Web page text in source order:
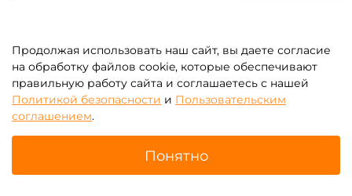
Клиентам
Информация
Продолжая использовать наш сайт, вы даете согласие
на обработку файлов cookie, которые обеспечивают
правильную работу сайта и соглашаетесь с нашей
Политикой безопасности и Пользовательским
соглашением.
Понятно